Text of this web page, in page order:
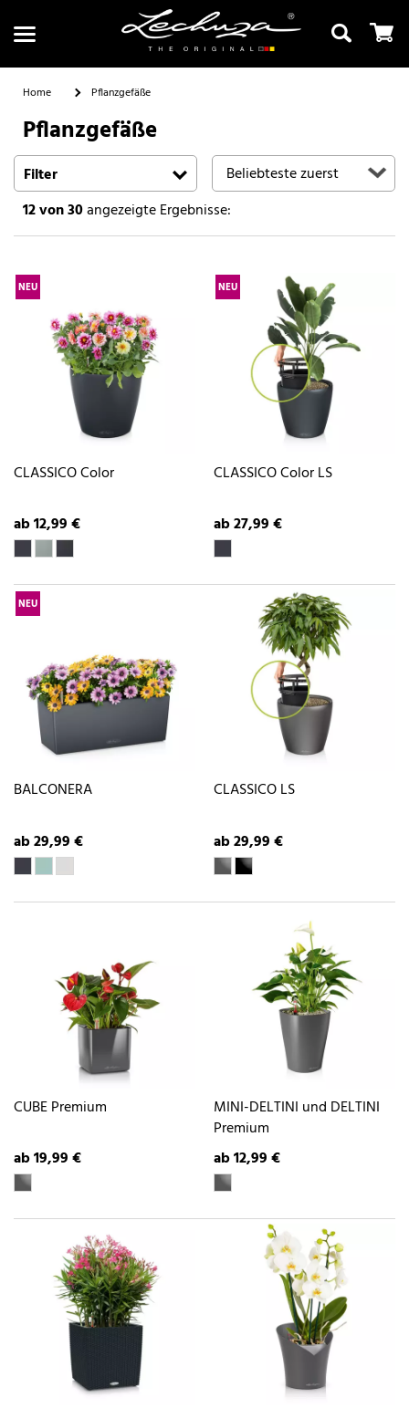
Suchen
Home Pflanzgefäße
Pflanzgefäße
Filter
12von 30angezeigte Ergebnisse:
NEU
CLASSICO Color
ab 12,99 €
NEU
CLASSICO Color LS
ab 27,99 €
NEU
BALCONERA
ab 29,99 €
CLASSICO LS
ab 29,99 €
CUBE Premium
ab 19,99 €
MINI-DELTINI und DELTINI
Premium
ab 12,99 €